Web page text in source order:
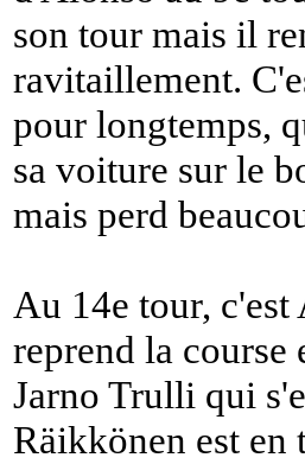
son tour mais il
ravitaillement.
pour longtemps,
sa voiture sur le
mais perd
Au 14e tour, c'est
reprend la course
Jarno Trulli qui
Räikkönen est